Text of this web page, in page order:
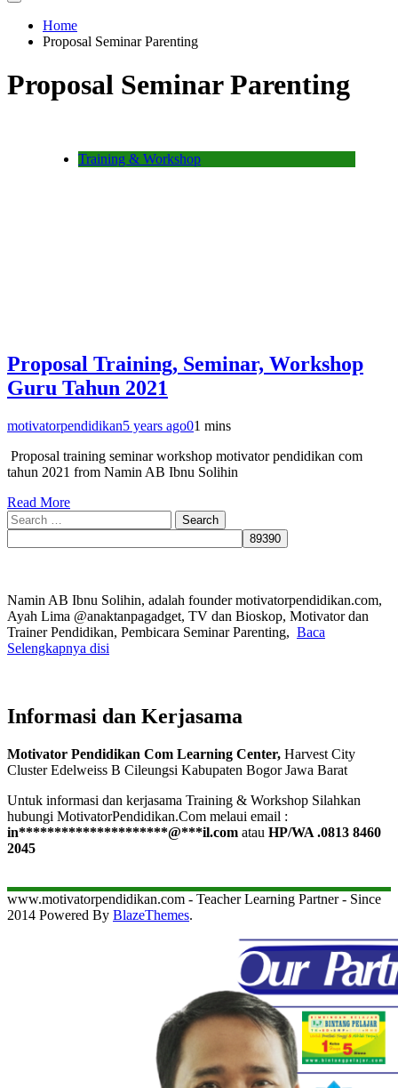
Home
Proposal Seminar Parenting
Proposal Seminar Parenting
Training & Workshop
Proposal Training, Seminar, Workshop
Guru Tahun 2021
motivatorpendidikan5 years ago01 mins
Proposal training seminar workshop motivator pendidikan com
tahun 2021 from Namin AB Ibnu Solihin
Read More
Search
for:
Namin AB Ibnu Solihin, adalah founder motivatorpendidikan.com,
Ayah Lima @anaktanpagadget, TV dan Bioskop, Motivator dan
Trainer Pendidikan, Pembicara Seminar Parenting, Baca
Selengkapnya disi
Informasi dan Kerjasama
Motivator Pendidikan Com Learning Center, Harvest City
Cluster Edelweiss B Cileungsi Kabupaten Bogor Jawa Barat
Untuk informasi dan kerjasama Training & Workshop Silahkan
hubungi MotivatorPendidikan.Com melaui email :
in*********************@***il.com atau HP/WA .0813 8460
2045
www.motivatorpendidikan.com - Teacher Learning Partner - Since
2014 Powered By BlazeThemes.